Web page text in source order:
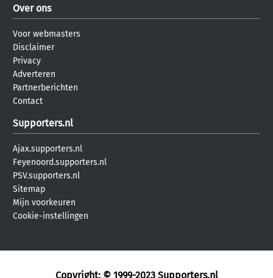
Over ons
Voor webmasters
Disclaimer
Privacy
Adverteren
Partnerberichten
Contact
Supporters.nl
Ajax.supporters.nl
Feyenoord.supporters.nl
PSV.supporters.nl
Sitemap
Mijn voorkeuren
Cookie-instellingen
Copyright: © 1999-2023 Supporters.nl